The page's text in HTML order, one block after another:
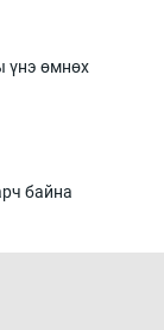
үнэ өмнөх
байна